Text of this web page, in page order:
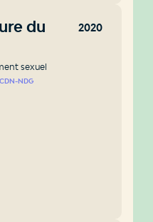
2020
du
sexuel
NDG